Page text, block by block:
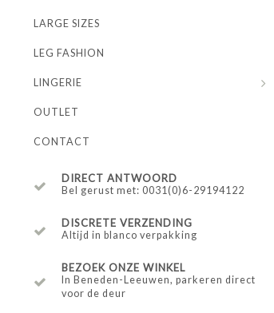
LARGE SIZES
LEG FASHION
LINGERIE
OUTLET
CONTACT
DIRECT ANTWOORD
Bel gerust met: 0031(0)6-29194122
DISCRETE VERZENDING
Altijd in blanco verpakking
BEZOEK ONZE WINKEL
In Beneden-Leeuwen, parkeren direct
voor de deur